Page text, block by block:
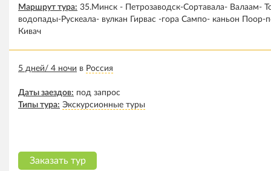
Туры во Вьетнам
Маршрут тура: 35.Минск - Петрозаводск-Сортавала- Валаам-
водопады-Рускеала- вулкан Гирвас -гора Сампо- каньон Поор-
Кивач
5 дней/ 4 ночи в Россия
Даты заездов: под запрос
Типы тура: Экскурсионные туры
Заказать тур